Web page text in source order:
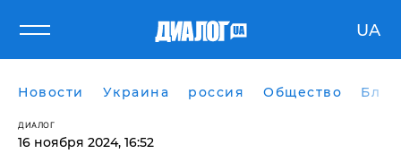
UA
Новости Украина россия Общество
ДИАЛОГ
16 ноября 2024, 16:52